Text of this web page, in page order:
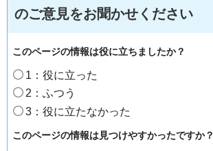
のご意見をお聞かせください
このページの情報は役に立ちましたか？
1：役に立った
2：ふつう
3：役に立たなかった
このページの情報は見つけやすかったですか？